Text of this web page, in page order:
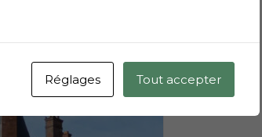
Réglages Tout accepter